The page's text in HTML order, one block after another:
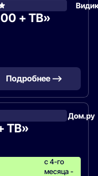
+ ТВ»
Подробнее —>
Дом.ру
ТВ»
с 4-го
месяца -